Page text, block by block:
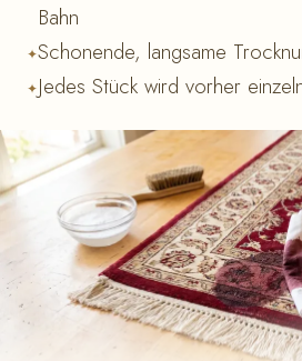
Bahn
Schonende, langsame
Jedes Stück wird vorher